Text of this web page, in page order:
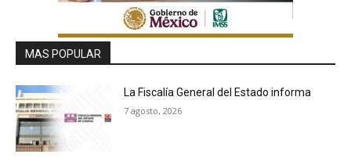
MAS POPULAR
La Fiscalía General del Estado informa
7 agosto, 2026